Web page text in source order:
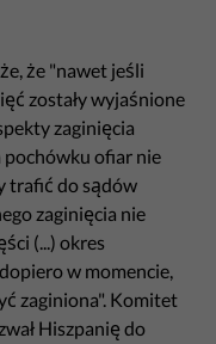
że "nawet jeśli
zostały wyjaśnione
zaginięcia
pochówku ofiar nie
trafić do sądów
zaginięcia nie
(...) okres
w momencie,
zaginiona". Komitet
Hiszpanię do